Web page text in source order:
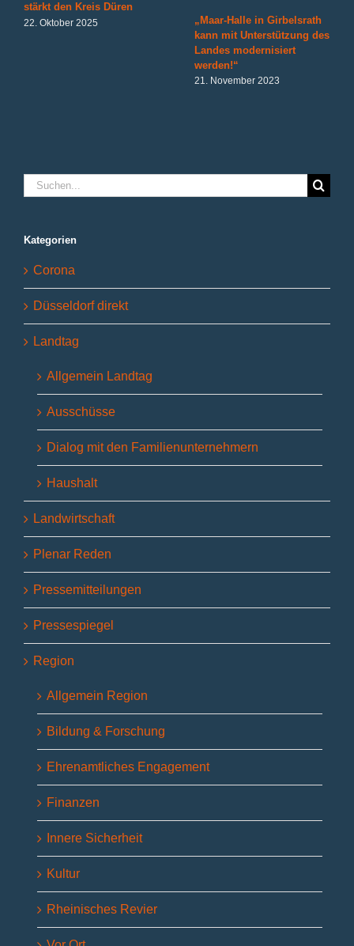
stärkt den Kreis Düren
22. Oktober 2025
„Maar-Halle in Girbelsrath
kann mit Unterstützung des
Landes modernisiert
werden!“
21. November 2023
Suche
nach:
Kategorien
Corona
Düsseldorf direkt
Landtag
Allgemein Landtag
Ausschüsse
Dialog mit den Familienunternehmern
Haushalt
Landwirtschaft
Plenar Reden
Pressemitteilungen
Pressespiegel
Region
Allgemein Region
Bildung & Forschung
Ehrenamtliches Engagement
Finanzen
Innere Sicherheit
Kultur
Rheinisches Revier